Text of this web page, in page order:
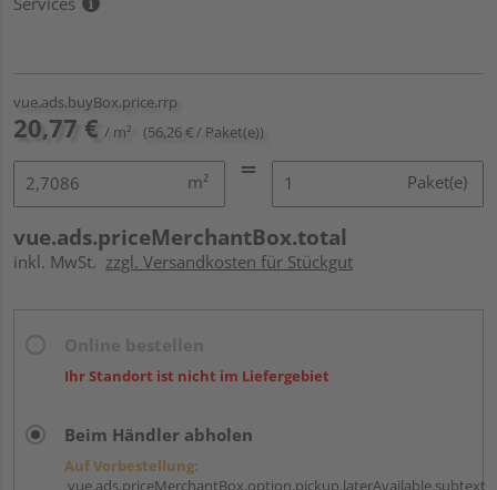
vue.ads.buyBox.price.rrp
20,77 € / m² (56,26 € / Paket(e))
m² Paket(e)
vue.ads.priceMerchantBox.total
inkl. MwSt. zzgl. Versandkosten für Stückgut
Ihr Standort ist nicht im Liefergebiet
Beim Händler abholen
Auf Vorbestellung:
vue.ads.priceMerchantBox.option.pickup.laterAvailable.subtext